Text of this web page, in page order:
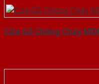
Cửa Gỗ Chống Cháy